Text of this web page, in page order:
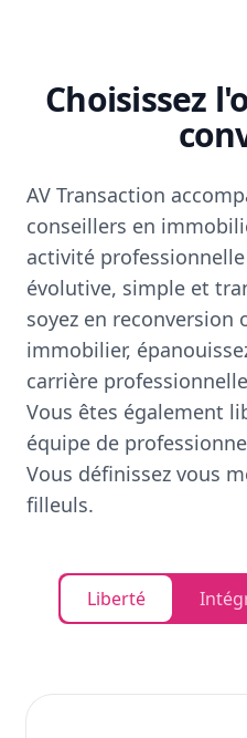
Choisissez
AV Transaction
conseillers en
activité
évolutive, simple et
soyez en reconversion
immobilier,
carrière
Vous êtes également
équipe de
Vous définissez vous
filleuls.
Liberté